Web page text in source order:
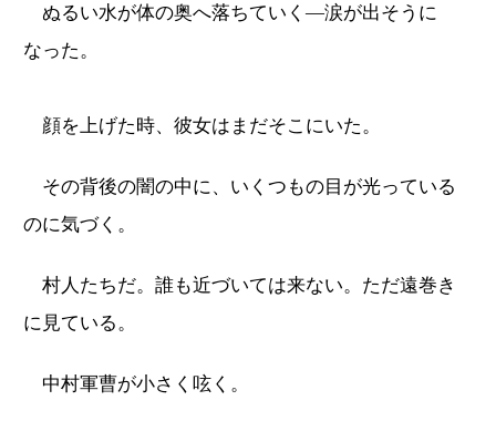
ぬるい水が体の奥へ落ちていく―涙が出そうに
なった。
顔を上げた時、彼女はまだそこにいた。
その背後の闇の中に、いくつもの目が光っている
のに気づく。
村人たちだ。誰も近づいては来ない。ただ遠巻き
に見ている。
中村軍曹が小さく呟く。